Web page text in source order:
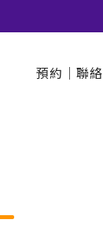
預約｜聯絡